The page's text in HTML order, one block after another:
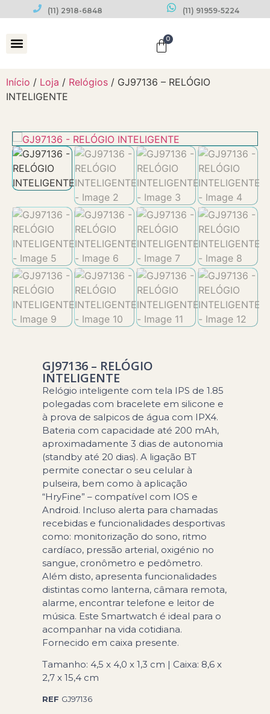
(11) 2918-6848 (11) 91959-5224
0
Início / Loja / Relógios / GJ97136 – RELÓGIO
INTELIGENTE
GJ97136 – RELÓGIO
INTELIGENTE
Relógio inteligente com tela IPS de 1.85
polegadas com bracelete em silicone e
à prova de salpicos de água com IPX4.
Bateria com capacidade até 200 mAh,
aproximadamente 3 dias de autonomia
(standby até 20 dias). A ligação BT
permite conectar o seu celular à
pulseira, bem como à aplicação
“HryFine” – compatível com IOS e
Android. Incluso alerta para chamadas
recebidas e funcionalidades desportivas
como: monitorização do sono, ritmo
cardíaco, pressão arterial, oxigénio no
sangue, cronômetro e pedômetro.
Além disto, apresenta funcionalidades
distintas como lanterna, câmara remota,
alarme, encontrar telefone e leitor de
música. Este Smartwatch é ideal para o
acompanhar na vida cotidiana.
Fornecido em caixa presente.
Tamanho: 4,5 x 4,0 x 1,3 cm | Caixa: 8,6 x
2,7 x 15,4 cm
REF GJ97136